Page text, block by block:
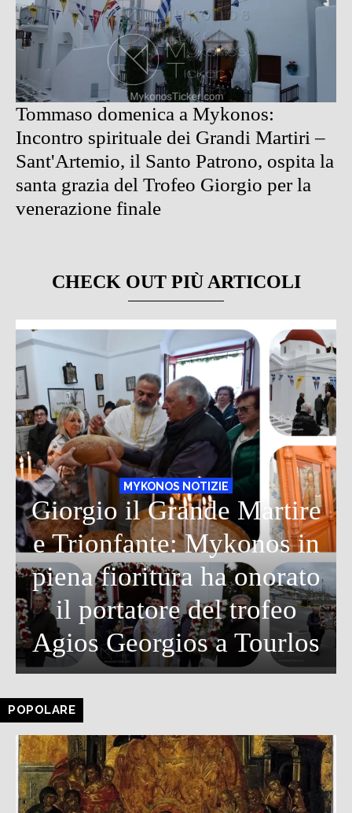
Tommaso domenica a Mykonos:
Incontro spirituale dei Grandi Martiri –
Sant'Artemio, il Santo Patrono, ospita la
santa grazia del Trofeo Giorgio per la
venerazione finale
CHECK OUT PIÙ ARTICOLI
MYKONOS NOTIZIE
Giorgio il Grande Martire
e Trionfante: Mykonos in
piena fioritura ha onorato
il portatore del trofeo
Agios Georgios a Tourlos
POPOLARE